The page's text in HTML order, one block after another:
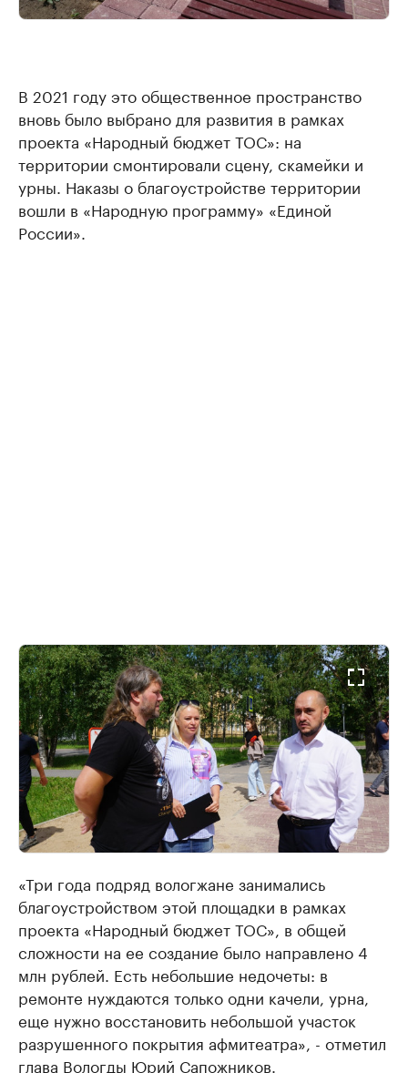
В 2021 году это общественное пространство
вновь было выбрано для развития в рамках
проекта «Народный бюджет ТОС»: на
территории смонтировали сцену, скамейки и
урны. Наказы о благоустройстве территории
вошли в «Народную программу» «Единой
России».
«Три года подряд вологжане занимались
благоустройством этой площадки в рамках
проекта «Народный бюджет ТОС», в общей
сложности на ее создание было направлено 4
млн рублей. Есть небольшие недочеты: в
ремонте нуждаются только одни качели, урна,
еще нужно восстановить небольшой участок
разрушенного покрытия афмитеатра», - отметил
глава Вологды Юрий Сапожников.